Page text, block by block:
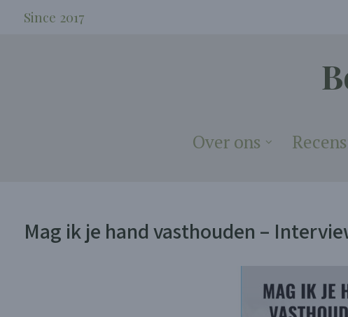
Since 2017
Over ons
Mag ik je hand vasthouden –